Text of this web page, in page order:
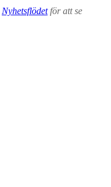
Nyhetsflödetför att se